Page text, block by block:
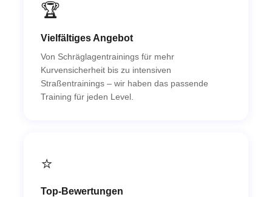
🏆
Vielfältiges Angebot
Von Schräglagentrainings für mehr
Kurvensicherheit bis zu intensiven
Straßentrainings – wir haben das passende
Training für jeden Level.
⭐
Top-Bewertungen